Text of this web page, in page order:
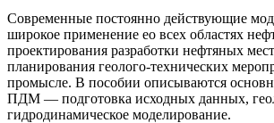
Современные постоянно действующие
широкое применение ео всех областях
проектирования разработки нефтяных
планирования геолого-технических
промысле. В пособии описываются
ПДМ — подготовка исходных данных,
гидродинамическое моделирование.